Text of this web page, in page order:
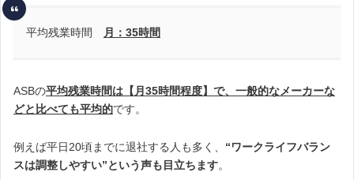
平均残業時間 月：35時間
ASBの平均残業時間は【月35時間程度】で、一般的なメーカーな
どと比べても平均的です。
例えば平日20頃までに退社する人も多く、 “ワークライフバラン
スは調整しやすい”という声も目立ちます。